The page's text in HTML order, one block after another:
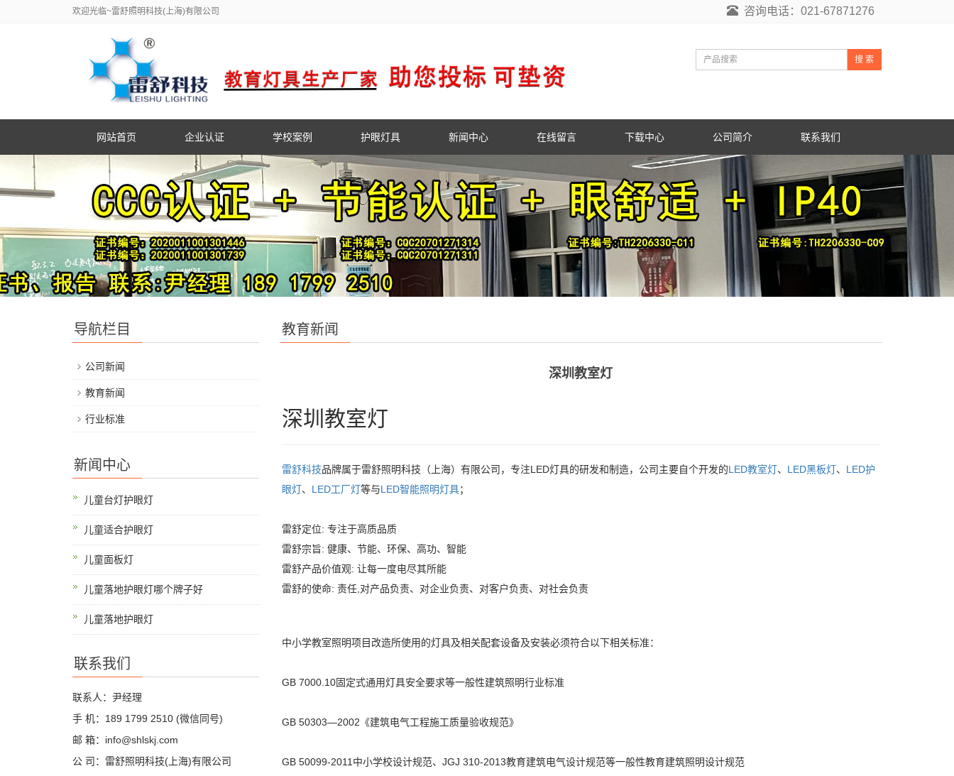
欢迎光临~雷舒照明科技(上海)有限公司 咨询电话：021-67871276
搜 索
网站首页 企业认证 学校案例 护眼灯具 新闻中心 在线留言 下载中心 公司简介 联系我们
教育新闻
深圳教室灯
深圳教室灯
雷舒科技品牌属于雷舒照明科技（上海）有限公司，专注LED灯具的研发和制造，公司主要自个开发的LED教室灯、 LED黑板灯、 LED护
眼灯、 LED工厂灯等与LED智能照明灯具；
雷舒定位: 专注于高质品质
雷舒宗旨: 健康、节能、环保、高功、智能
雷舒产品价值观: 让每一度电尽其所能
雷舒的使命: 责任,对产品负责、对企业负责、对客户负责、对社会负责
中小学教室照明项目改造所使用的灯具及相关配套设备及安装必须符合以下相关标准：
GB 7000.10固定式通用灯具安全要求等一般性建筑照明行业标准
GB 50303—2002《建筑电气工程施工质量验收规范》
GB 50099-2011中小学校设计规范、JGJ 310-2013教育建筑电气设计规范等一般性教育建筑照明设计规范
导航栏目
公司新闻
教育新闻
行业标准
新闻中心
儿童台灯护眼灯
儿童适合护眼灯
儿童面板灯
儿童落地护眼灯哪个牌子好
儿童落地护眼灯
联系我们
联系人：尹经理
手 机：189 1799 2510 (微信同号)
邮 箱：info@shlskj.com
公 司：雷舒照明科技(上海)有限公司